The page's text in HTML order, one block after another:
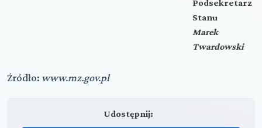
Podsekretarz
Stanu
Marek
Twardowski
Źródło: www.mz.gov.pl
Udostępnij: